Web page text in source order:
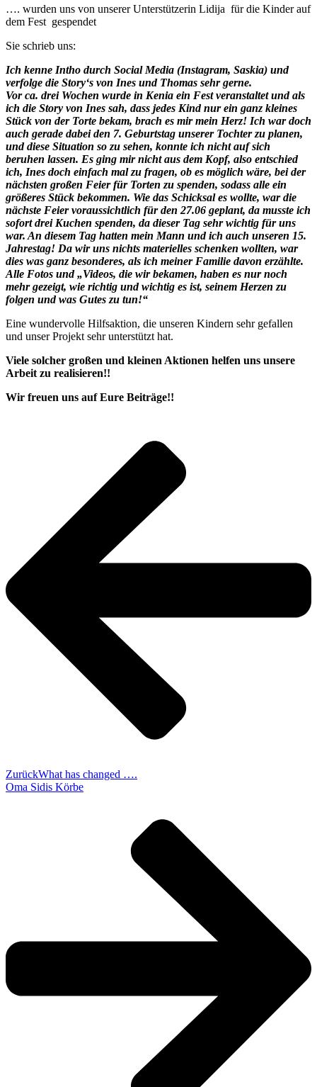
…. wurden uns von unserer Unterstützerin Lidija für die Kinder auf
dem Fest gespendet
Sie schrieb uns:
Ich kenne Intho durch Social Media (Instagram, Saskia) und
verfolge die Story‘s von Ines und Thomas sehr gerne.
Vor ca. drei Wochen wurde in Kenia ein Fest veranstaltet und als
ich die Story von Ines sah, dass jedes Kind nur ein ganz kleines
Stück von der Torte bekam, brach es mir mein Herz! Ich war doch
auch gerade dabei den 7. Geburtstag unserer Tochter zu planen,
und diese Situation so zu sehen, konnte ich nicht auf sich
beruhen lassen. Es ging mir nicht aus dem Kopf, also entschied
ich, Ines doch einfach mal zu fragen, ob es möglich wäre, bei der
nächsten großen Feier für Torten zu spenden, sodass alle ein
größeres Stück bekommen. Wie das Schicksal es wollte, war die
nächste Feier voraussichtlich für den 27.06 geplant, da musste ich
sofort drei Kuchen spenden, da dieser Tag sehr wichtig für uns
war. An diesem Tag hatten mein Mann und ich auch unseren 15.
Jahrestag! Da wir uns nichts materielles schenken wollten, war
dies was ganz besonderes, als ich meiner Familie davon erzählte.
Alle Fotos und „Videos, die wir bekamen, haben es nur noch
mehr gezeigt, wie richtig und wichtig es ist, seinem Herzen zu
folgen und was Gutes zu tun!“
Eine wundervolle Hilfsaktion, die unseren Kindern sehr gefallen
und unser Projekt sehr unterstützt hat.
Viele solcher großen und kleinen Aktionen helfen uns unsere
Arbeit zu realisieren!!
Wir freuen uns auf Eure Beiträge!!
ZurückWhat has changed ….
Oma Sidis Körbe